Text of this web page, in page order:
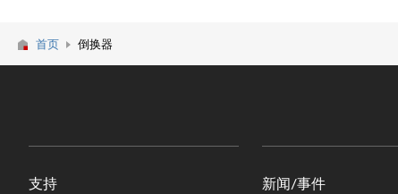
首页 倒换器
支持 新闻/事件